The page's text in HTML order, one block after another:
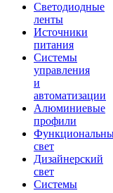
Светодиодные
ленты
Источники
питания
Системы
управления
и
автоматизации
Алюминиевые
профили
свет
Дизайнерский
свет
Системы